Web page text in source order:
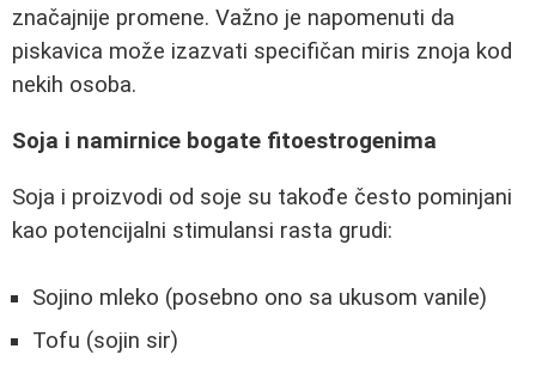
značajnije promene. Važno je napomenuti da
piskavica može izazvati specifičan miris znoja kod
nekih osoba.
Soja i namirnice bogate fitoestrogenima
Soja i proizvodi od soje su takođe često pominjani
kao potencijalni stimulansi rasta grudi:
Sojino mleko (posebno ono sa ukusom vanile)
Tofu (sojin sir)